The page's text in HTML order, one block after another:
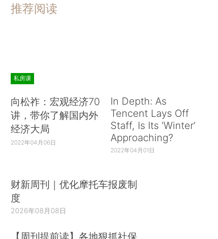
推荐阅读
私房课
向松祚：宏观经济70
讲，带你了解国内外
经济大局
2022年04月06日
In Depth: As
Tencent Lays Off
Staff, Is Its ‘Winter’
Approaching?
2022年04月01日
财新周刊｜优化摩托车报废制
度
2026年08月08日
【周刊提前读】各地狠抓社保